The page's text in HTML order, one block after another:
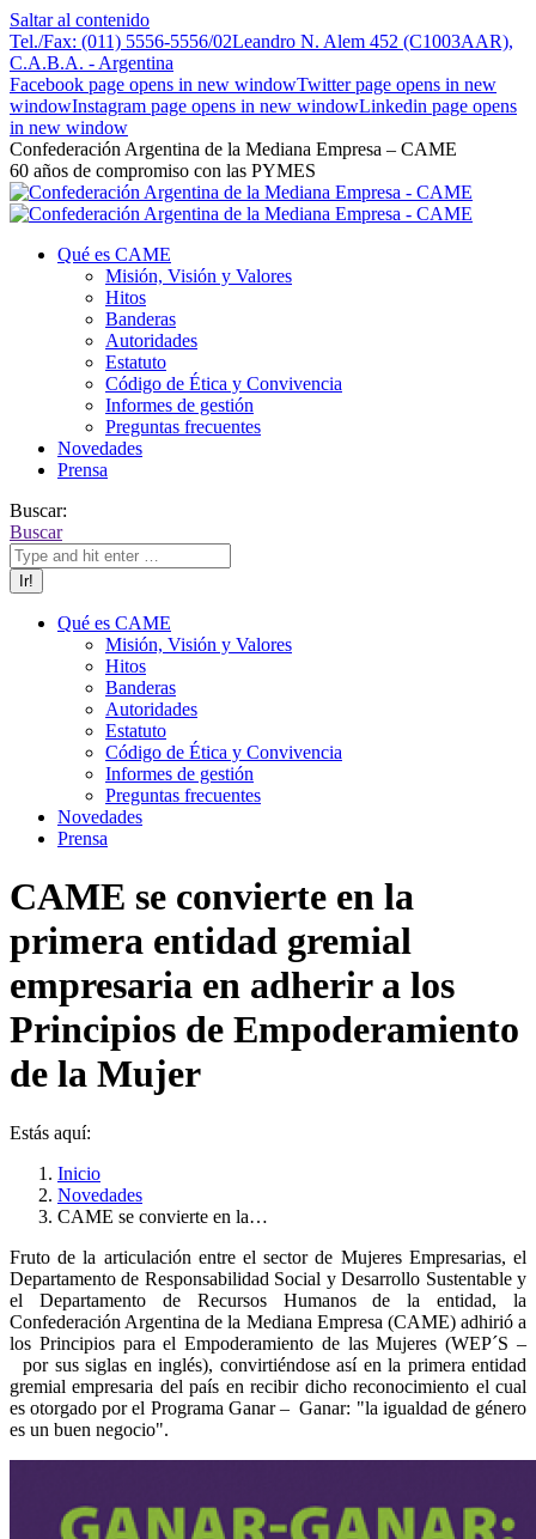
Saltar al contenido
Tel./Fax: (011) 5556-5556/02Leandro N. Alem 452 (C1003AAR),
C.A.B.A. - Argentina
Facebook page opens in new windowTwitter page opens in new
windowInstagram page opens in new windowLinkedin page opens
in new window
Confederación Argentina de la Mediana Empresa – CAME
60 años de compromiso con las PYMES
Qué es CAME
Misión, Visión y Valores
Hitos
Banderas
Autoridades
Estatuto
Código de Ética y Convivencia
Informes de gestión
Preguntas frecuentes
Novedades
Prensa
Buscar:
Buscar
Qué es CAME
Misión, Visión y Valores
Hitos
Banderas
Autoridades
Estatuto
Código de Ética y Convivencia
Informes de gestión
Preguntas frecuentes
Novedades
Prensa
CAME se convierte en la
primera entidad gremial
empresaria en adherir a los
Principios de Empoderamiento
de la Mujer
Estás aquí:
Inicio
Novedades
CAME se convierte en la…
Fruto de la articulación entre el sector de Mujeres Empresarias, el
Departamento de Responsabilidad Social y Desarrollo Sustentable y
el Departamento de Recursos Humanos de la entidad, la
Confederación Argentina de la Mediana Empresa (CAME) adhirió a
los Principios para el Empoderamiento de las Mujeres (WEP´S –
por sus siglas en inglés), convirtiéndose así en la primera entidad
gremial empresaria del país en recibir dicho reconocimiento el cual
es otorgado por el Programa Ganar – Ganar: "la igualdad de género
es un buen negocio".